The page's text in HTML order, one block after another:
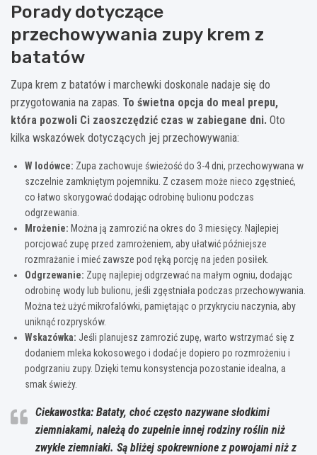
Porady dotyczące
przechowywania zupy krem z
batatów
Zupa krem z batatów i marchewki doskonale nadaje się do
przygotowania na zapas. To świetna opcja do meal prepu,
która pozwoli Ci zaoszczędzić czas w zabiegane dni. Oto
kilka wskazówek dotyczących jej przechowywania:
W lodówce: Zupa zachowuje świeżość do 3-4 dni, przechowywana w
szczelnie zamkniętym pojemniku. Z czasem może nieco zgęstnieć,
co łatwo skorygować dodając odrobinę bulionu podczas
odgrzewania.
Mrożenie: Można ją zamrozić na okres do 3 miesięcy. Najlepiej
porcjować zupę przed zamrożeniem, aby ułatwić późniejsze
rozmrażanie i mieć zawsze pod ręką porcję na jeden posiłek.
Odgrzewanie: Zupę najlepiej odgrzewać na małym ogniu, dodając
odrobinę wody lub bulionu, jeśli zgęstniała podczas przechowywania.
Można też użyć mikrofalówki, pamiętając o przykryciu naczynia, aby
uniknąć rozprysków.
Wskazówka: Jeśli planujesz zamrozić zupę, warto wstrzymać się z
dodaniem mleka kokosowego i dodać je dopiero po rozmrożeniu i
podgrzaniu zupy. Dzięki temu konsystencja pozostanie idealna, a
smak świeży.
Ciekawostka: Bataty, choć często nazywane słodkimi
ziemniakami, należą do zupełnie innej rodziny roślin niż
zwykłe ziemniaki. Są bliżej spokrewnione z powojami niż z